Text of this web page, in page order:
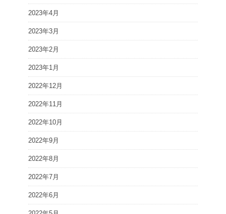
2023年4月
2023年3月
2023年2月
2023年1月
2022年12月
2022年11月
2022年10月
2022年9月
2022年8月
2022年7月
2022年6月